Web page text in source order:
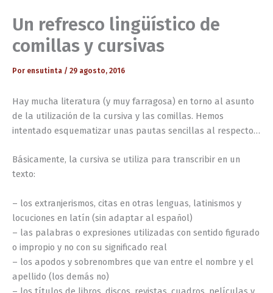
Un refresco lingüístico de
comillas y cursivas
Por ensutinta / 29 agosto, 2016
Hay mucha literatura (y muy farragosa) en torno al asunto
de la utilización de la cursiva y las comillas. Hemos
intentado esquematizar unas pautas sencillas al respecto…
Básicamente, la cursiva se utiliza para transcribir en un
texto:
– los extranjerismos, citas en otras lenguas, latinismos y
locuciones en latín (sin adaptar al español)
– las palabras o expresiones utilizadas con sentido figurado
o impropio y no con su significado real
– los apodos y sobrenombres que van entre el nombre y el
apellido (los demás no)